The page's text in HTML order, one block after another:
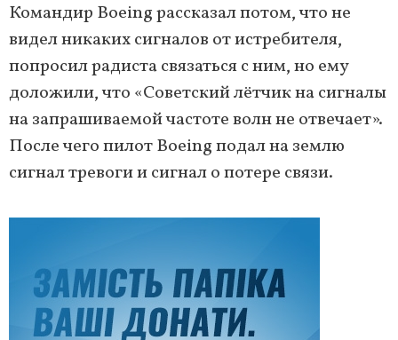
Командир Boeing рассказал потом, что не
видел никаких сигналов от истребителя,
попросил радиста связаться с ним, но ему
доложили, что «Советский лётчик на сигналы
на запрашиваемой частоте волн не отвечает».
После чего пилот Boeing подал на землю
сигнал тревоги и сигнал о потере связи.